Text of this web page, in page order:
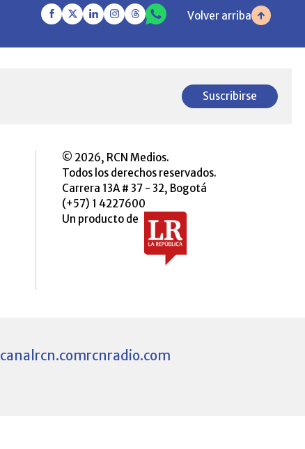
Volver arriba
Suscribirse
© 2026, RCN Medios.
Todos los derechos reservados.
Carrera 13A # 37 - 32, Bogotá
(+57) 1 4227600
Un producto de
canalrcn.comrcnradio.com